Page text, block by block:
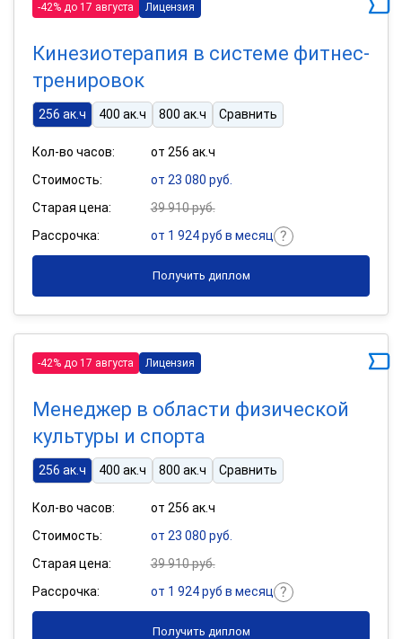
-42% до 17 августа Лицензия
Кинезиотерапия в системе фитнес-
тренировок
256 ак.ч 400 ак.ч 800 ак.ч Сравнить
Кол-во часов:
от 256 ак.ч
Стоимость:
от 23 080 руб.
Старая цена:
39 910 руб.
Рассрочка:
от 1 924 руб в месяц
Получить диплом
-42% до 17 августа Лицензия
Менеджер в области физической
культуры и спорта
256 ак.ч 400 ак.ч 800 ак.ч Сравнить
Кол-во часов:
от 256 ак.ч
Стоимость:
от 23 080 руб.
Старая цена:
39 910 руб.
Рассрочка:
от 1 924 руб в месяц
Получить диплом